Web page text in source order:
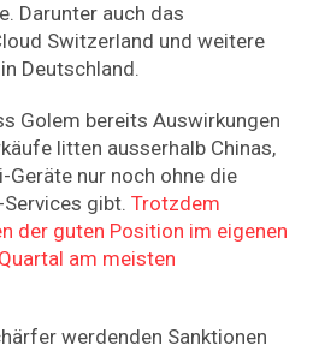
Darunter auch das
Switzerland und weitere
Deutschland.
Golem bereits Auswirkungen
litten ausserhalb Chinas,
Geräte nur noch ohne die
gibt. Trotzdem
der guten Position im eigenen
am meisten
werdenden Sanktionen